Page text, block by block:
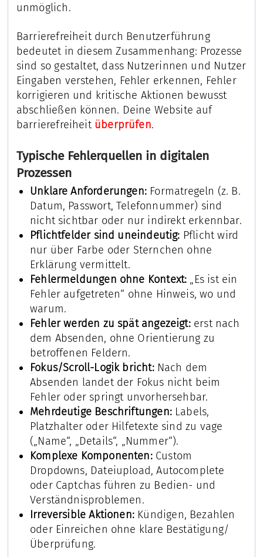
unmöglich.
Barrierefreiheit durch Benutzerführung
bedeutet in diesem Zusammenhang: Prozesse
sind so gestaltet, dass Nutzerinnen und Nutzer
Eingaben verstehen, Fehler erkennen, Fehler
korrigieren und kritische Aktionen bewusst
abschließen können. Deine Website auf
barrierefreiheit überprüfen.
Typische Fehlerquellen in digitalen
Prozessen
Unklare Anforderungen: Formatregeln (z. B.
Datum, Passwort, Telefonnummer) sind
nicht sichtbar oder nur indirekt erkennbar.
Pflichtfelder sind uneindeutig: Pflicht wird
nur über Farbe oder Sternchen ohne
Erklärung vermittelt.
Fehlermeldungen ohne Kontext: „Es ist ein
Fehler aufgetreten“ ohne Hinweis, wo und
warum.
Fehler werden zu spät angezeigt:erst nach
dem Absenden, ohne Orientierung zu
betroffenen Feldern.
Fokus/Scroll-Logik bricht:Nach dem
Absenden landet der Fokus nicht beim
Fehler oder springt unvorhersehbar.
Mehrdeutige Beschriftungen:Labels,
Platzhalter oder Hilfetexte sind zu vage
(„Name“, „Details“, „Nummer“).
Komplexe Komponenten:Custom
Dropdowns, Dateiupload, Autocomplete
oder Captchas führen zu Bedien- und
Verständnisproblemen.
Irreversible Aktionen: Kündigen, Bezahlen
oder Einreichen ohne klare Bestätigung/
Überprüfung.